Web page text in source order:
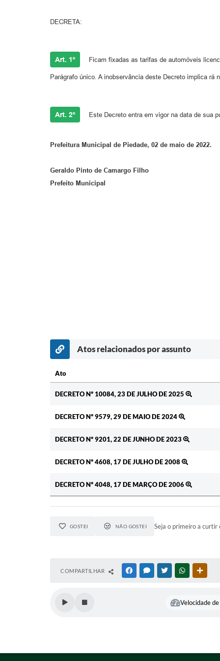
DECRETA:
Art. 1º Ficam fixadas as tarifas de automóveis
Parágrafo único. A inobservância deste Decreto implica rá
Art. 2º Este Decreto entra em vigor na data de sua
Prefeitura Municipal de Piedade, 02 de maio de 2022.
Geraldo Pinto de Camargo Filho
Prefeito Municipal
Atos relacionados por assunto
Ato
DECRETO Nº 10084, 23 DE JULHO DE 2025
DECRETO Nº 9579, 29 DE MAIO DE 2024
DECRETO Nº 9201, 22 DE JUNHO DE 2023
DECRETO Nº 4608, 17 DE JULHO DE 2008
DECRETO Nº 4048, 17 DE MARÇO DE 2006
GOSTEI NÃO GOSTEI Seja o primeiro a curtir
COMPARTILHAR FACEBOOKMESSENGER
TWITTERWHATSAPP
Velocidade